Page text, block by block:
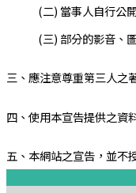
(二) 當事人自行公
(三) 部分的影音、
三、應注意尊重第三人之
四、使用本宣告提供之資
五、本網站之宣告，並不